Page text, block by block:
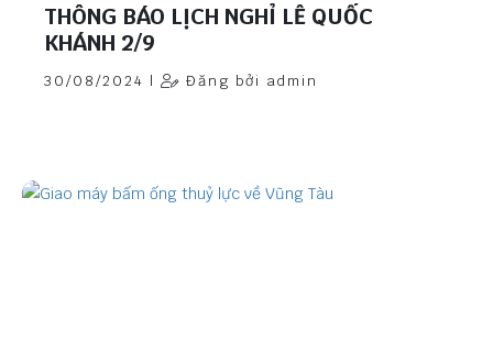
THÔNG BÁO LỊCH NGHỈ LỄ QUỐC
KHÁNH 2/9
30/08/2024 | Đăng bởi admin